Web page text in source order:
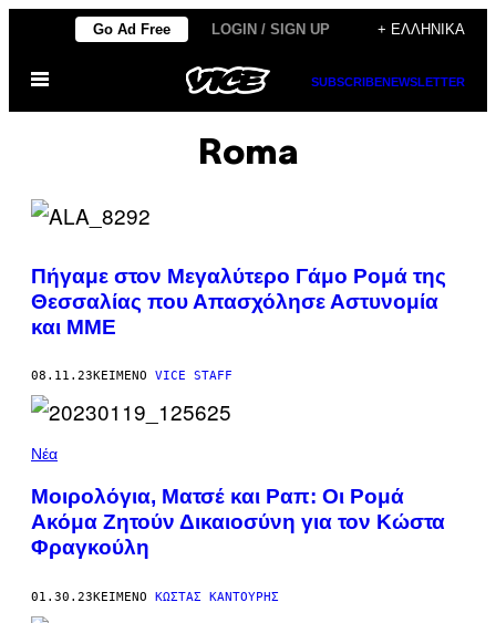
Μετάβαση
περιεχόμενο
Go Ad Free LOGIN / SIGN UP + ΕΛΛΗΝΙΚΆ
Ανοίξτε
μενού
SUBSCRIBENEWSLETTER
Roma
Πήγαμε στον Μεγαλύτερο Γάμο Ρομά της
Θεσσαλίας που Απασχόλησε Αστυνομία
και ΜΜΕ
08.11.23ΚΕΊΜΕΝΟ VICE STAFF
Νέα
Μοιρολόγια, Ματσέ και Ραπ: Οι Ρομά
Ακόμα Ζητούν Δικαιοσύνη για τον Κώστα
Φραγκούλη
01.30.23ΚΕΊΜΕΝΟ ΚΏΣΤΑΣ ΚΑΝΤΟΎΡΗΣ